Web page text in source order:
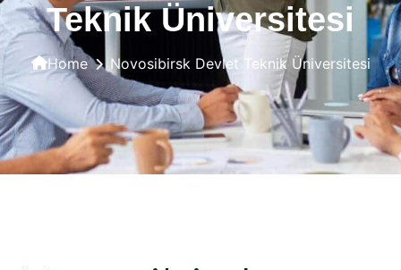
Teknik Üniversitesi
Home Novosibirsk Devlet Teknik Üniversitesi